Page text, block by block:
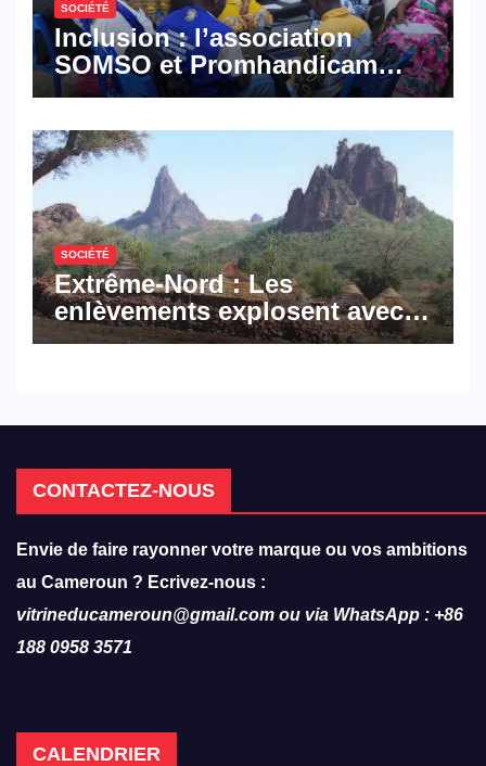
SOCIÉTÉ
Inclusion : l’association
SOMSO et Promhandicam
militent en faveur d’une
hôtellerie-restauration
SOCIÉTÉ
Extrême-Nord : Les
enlèvements explosent avec
308 victimes en trois mois
CONTACTEZ-NOUS
Envie de faire rayonner votre marque ou vos ambitions
au Cameroun ? Ecrivez-nous :
vitrineducameroun@gmail.com ou via WhatsApp : +86
188 0958 3571
CALENDRIER